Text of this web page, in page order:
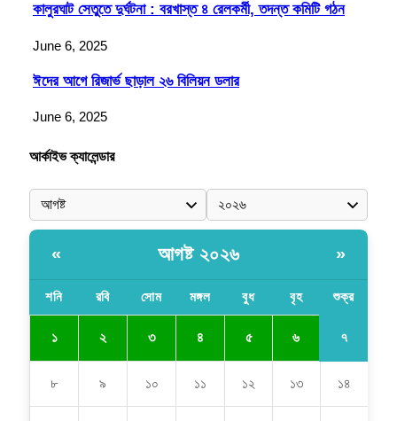
কালুরঘাট সেতুতে দুর্ঘটনা : বরখাস্ত ৪ রেলকর্মী, তদন্ত কমিটি গঠন
June 6, 2025
ঈদের আগে রিজার্ভ ছাড়াল ২৬ বিলিয়ন ডলার
June 6, 2025
আর্কাইভ ক্যালেন্ডার
« আগষ্ট ২০২৬ »
শনি রবি সোম মঙ্গল বুধ বৃহ শুক্র
১ ২ ৩ ৪ ৫ ৬ ৭
৮ ৯ ১০ ১১ ১২ ১৩ ১৪